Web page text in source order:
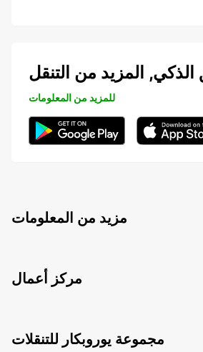
الذكي, المزيد من التنقل
للمزيد من المعلومات
مزيد من المعلومات
مركز أعمال
مجموعة يوروبكار للتنقلات